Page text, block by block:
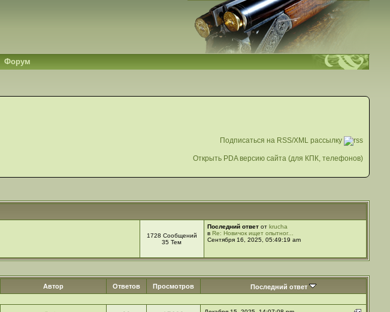
Форум
Подписаться на RSS/XML рассылку
Открыть PDA версию сайта (для КПК, телефонов)
1728 Сообщений
35 Тем
Последний ответот krucha
в Re: Новичок ищет опытног...
Сентября 16, 2025, 05:49:19 am
Автор Ответов Просмотров Последний ответ